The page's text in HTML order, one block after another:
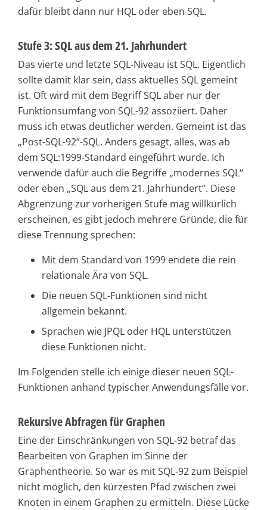
dafür bleibt dann nur HQL oder eben SQL.
Stufe 3: SQL aus dem 21. Jahrhundert
Das vierte und letzte SQL-Niveau ist SQL. Eigentlich
sollte damit klar sein, dass aktuelles SQL gemeint
ist. Oft wird mit dem Begriff SQL aber nur der
Funktionsumfang von SQL-92 assoziiert. Daher
muss ich etwas deutlicher werden. Gemeint ist das
„Post-SQL-92“-SQL. Anders gesagt, alles, was ab
dem SQL:1999-Standard eingeführt wurde. Ich
verwende dafür auch die Begriffe „modernes SQL“
oder eben „SQL aus dem 21. Jahrhundert“. Diese
Abgrenzung zur vorherigen Stufe mag willkürlich
erscheinen, es gibt jedoch mehrere Gründe, die für
diese Trennung sprechen:
Mit dem Standard von 1999 endete die rein
relationale Ära von SQL.
Die neuen SQL-Funktionen sind nicht
allgemein bekannt.
Sprachen wie JPQL oder HQL unterstützen
diese Funktionen nicht.
Im Folgenden stelle ich einige dieser neuen SQL-
Funktionen anhand typischer Anwendungsfälle vor.
Rekursive Abfragen für Graphen
Eine der Einschränkungen von SQL-92 betraf das
Bearbeiten von Graphen im Sinne der
Graphentheorie. So war es mit SQL-92 zum Beispiel
nicht möglich, den kürzesten Pfad zwischen zwei
Knoten in einem Graphen zu ermitteln. Diese Lücke